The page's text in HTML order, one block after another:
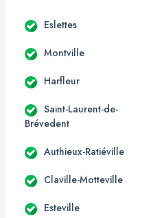
Eslettes
Montville
Harfleur
Saint-Laurent-de-
Brévedent
Authieux-Ratiéville
Claville-Motteville
Esteville